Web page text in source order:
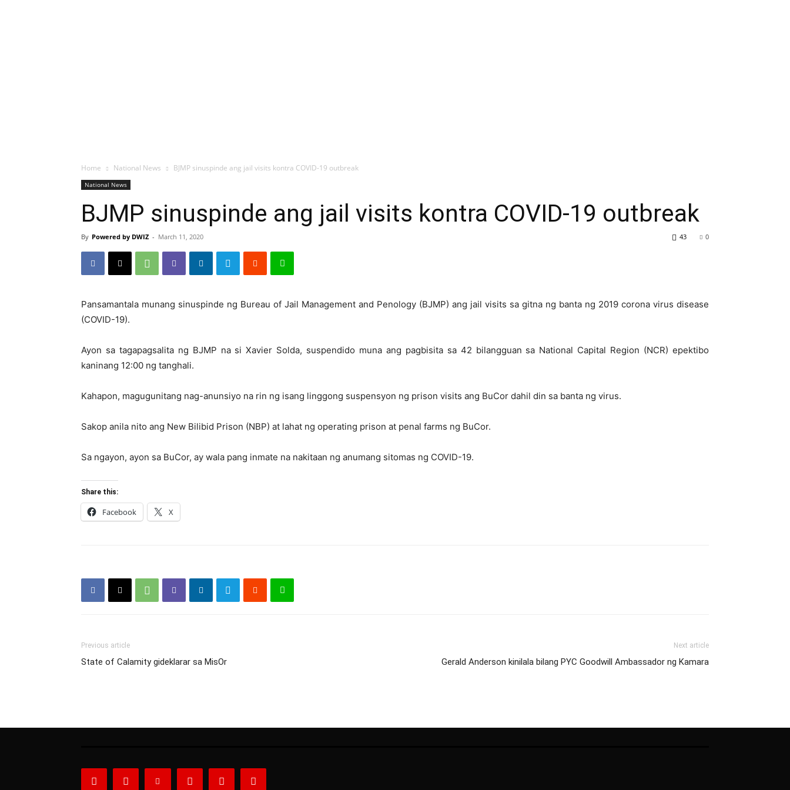
Home National News BJMP sinuspinde ang jail visits kontra COVID-19 outbreak
National News
BJMP sinuspinde ang jail visits kontra COVID-19 outbreak
By Powered by DWIZ - March 11, 2020 0
43
Pansamantala munang sinuspinde ng Bureau of Jail Management and Penology (BJMP) ang jail visits sa gitna ng banta ng 2019 corona virus disease
(COVID-19).
Ayon sa tagapagsalita ng BJMP na si Xavier Solda, suspendido muna ang pagbisita sa 42 bilangguan sa National Capital Region (NCR) epektibo
kaninang 12:00 ng tanghali.
Kahapon, magugunitang nag-anunsiyo na rin ng isang linggong suspensyon ng prison visits ang BuCor dahil din sa banta ng virus.
Sakop anila nito ang New Bilibid Prison (NBP) at lahat ng operating prison at penal farms ng BuCor.
Sa ngayon, ayon sa BuCor, ay wala pang inmate na nakitaan ng anumang sitomas ng COVID-19.
Share this:
Facebook X
Previous article
State of Calamity gideklarar sa MisOr
Next article
Gerald Anderson kinilala bilang PYC Goodwill Ambassador ng Kamara